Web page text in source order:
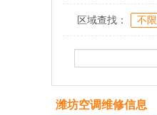
区域查找： 不限
潍坊空调维修信息